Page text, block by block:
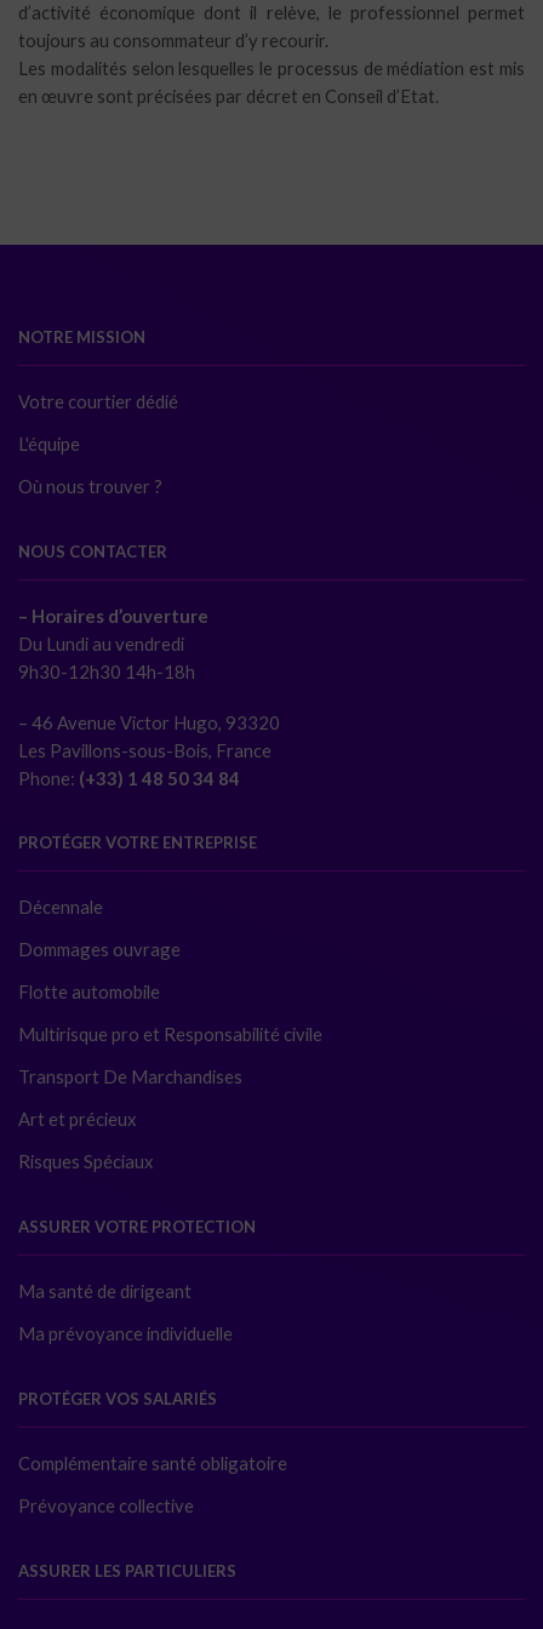
d’activité économique dont il relève, le professionnel permet
toujours au consommateur d’y recourir.
Les modalités selon lesquelles le processus de médiation est mis
en œuvre sont précisées par décret en Conseil d’Etat.
NOTRE MISSION
Votre courtier dédié
L'équipe
Où nous trouver ?
NOUS CONTACTER
– Horaires d’ouverture
Du Lundi au vendredi
9h30-12h30 14h-18h
– 46 Avenue Victor Hugo, 93320
Les Pavillons-sous-Bois, France
Phone: (+33) 1 48 50 34 84
PROTÉGER VOTRE ENTREPRISE
Décennale
Dommages ouvrage
Flotte automobile
Multirisque pro et Responsabilité civile
Transport De Marchandises
Art et précieux
Risques Spéciaux
ASSURER VOTRE PROTECTION
Ma santé de dirigeant
Ma prévoyance individuelle
PROTÉGER VOS SALARIÉS
Complémentaire santé obligatoire
Prévoyance collective
ASSURER LES PARTICULIERS